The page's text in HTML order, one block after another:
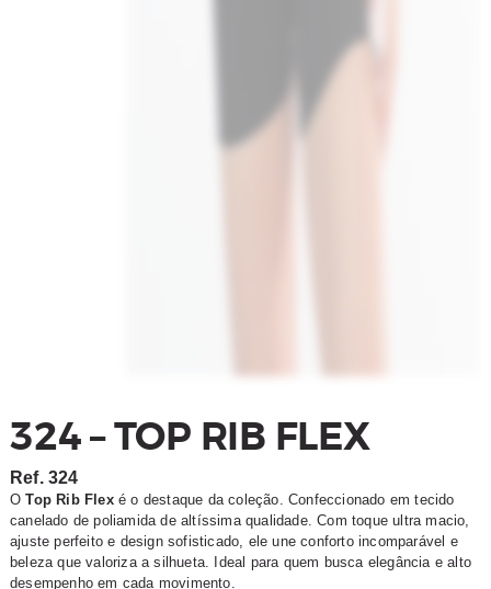
324 – TOP RIB FLEX
Ref. 324
OTop Rib Flexé o destaque da coleção. Confeccionado em tecido
canelado de poliamida de altíssima qualidade. Com toque ultra macio,
ajuste perfeito e design sofisticado, ele une conforto incomparável e
beleza que valoriza a silhueta. Ideal para quem busca elegância e alto
desempenho em cada movimento.